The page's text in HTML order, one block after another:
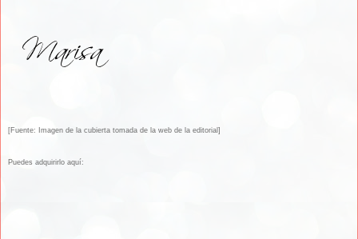
[Fuente: Imagen de la cubierta tomada de la web de la editorial]
Puedes adquirirlo aquí: